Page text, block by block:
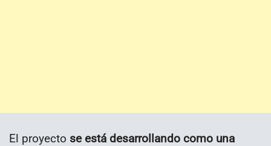
El proyecto se está desarrollando como una